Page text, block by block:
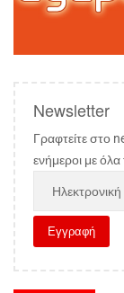
Newsletter
Γραφτείτε στο
ενήμεροι με